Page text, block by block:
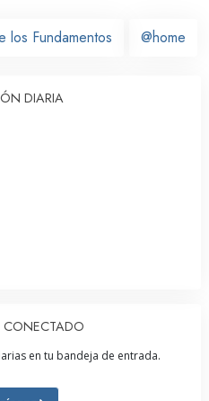
los Fundamentos @home
DIARIA
en tu bandeja de entrada.